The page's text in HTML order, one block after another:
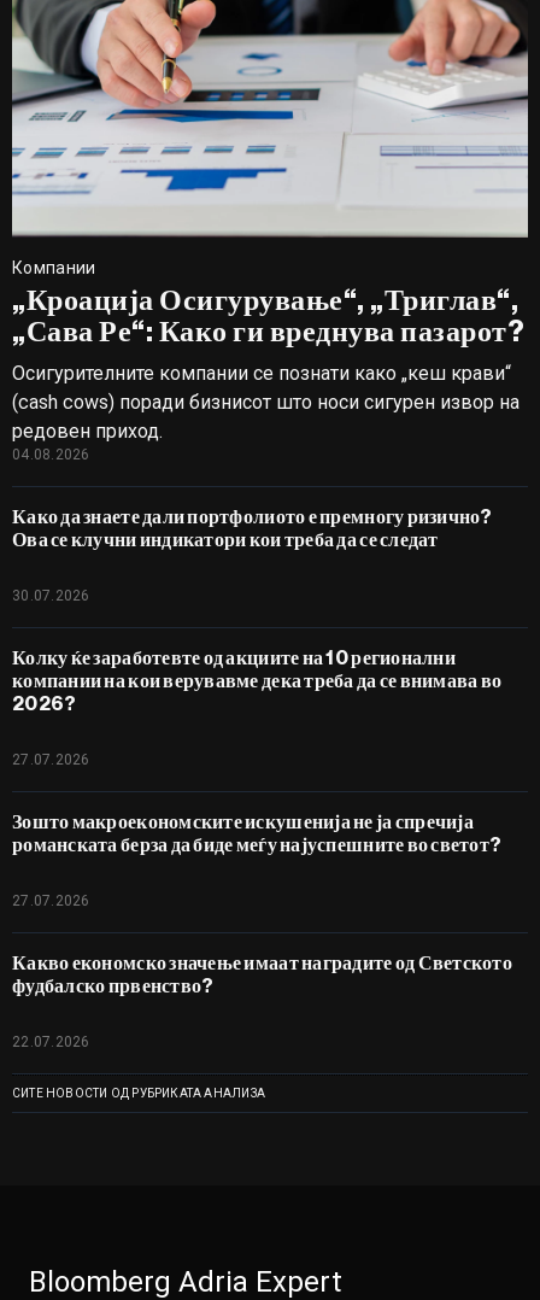
Компании
„Кроација Осигурување“, „Триглав“,
„Сава Ре“: Како ги вреднува пазарот?
Осигурителните компании се познати како „кеш крави“
(cash cows) поради бизнисот што носи сигурен извор на
редовен приход.
04.08.2026
Како да знаете дали портфолиото е премногу ризично?
Ова се клучни индикатори кои треба да се следат
30.07.2026
Колку ќе заработевте од акциите на 10 регионални
компании на кои верувавме дека треба да се внимава во
2026?
27.07.2026
Зошто макроекономските искушенија не ја спречија
романската берза да биде меѓу најуспешните во светот?
27.07.2026
Какво економско значење имаат наградите од Светското
фудбалско првенство?
22.07.2026
СИТЕ НОВОСТИ ОД РУБРИКАТА АНАЛИЗА
Bloomberg Adria Expert